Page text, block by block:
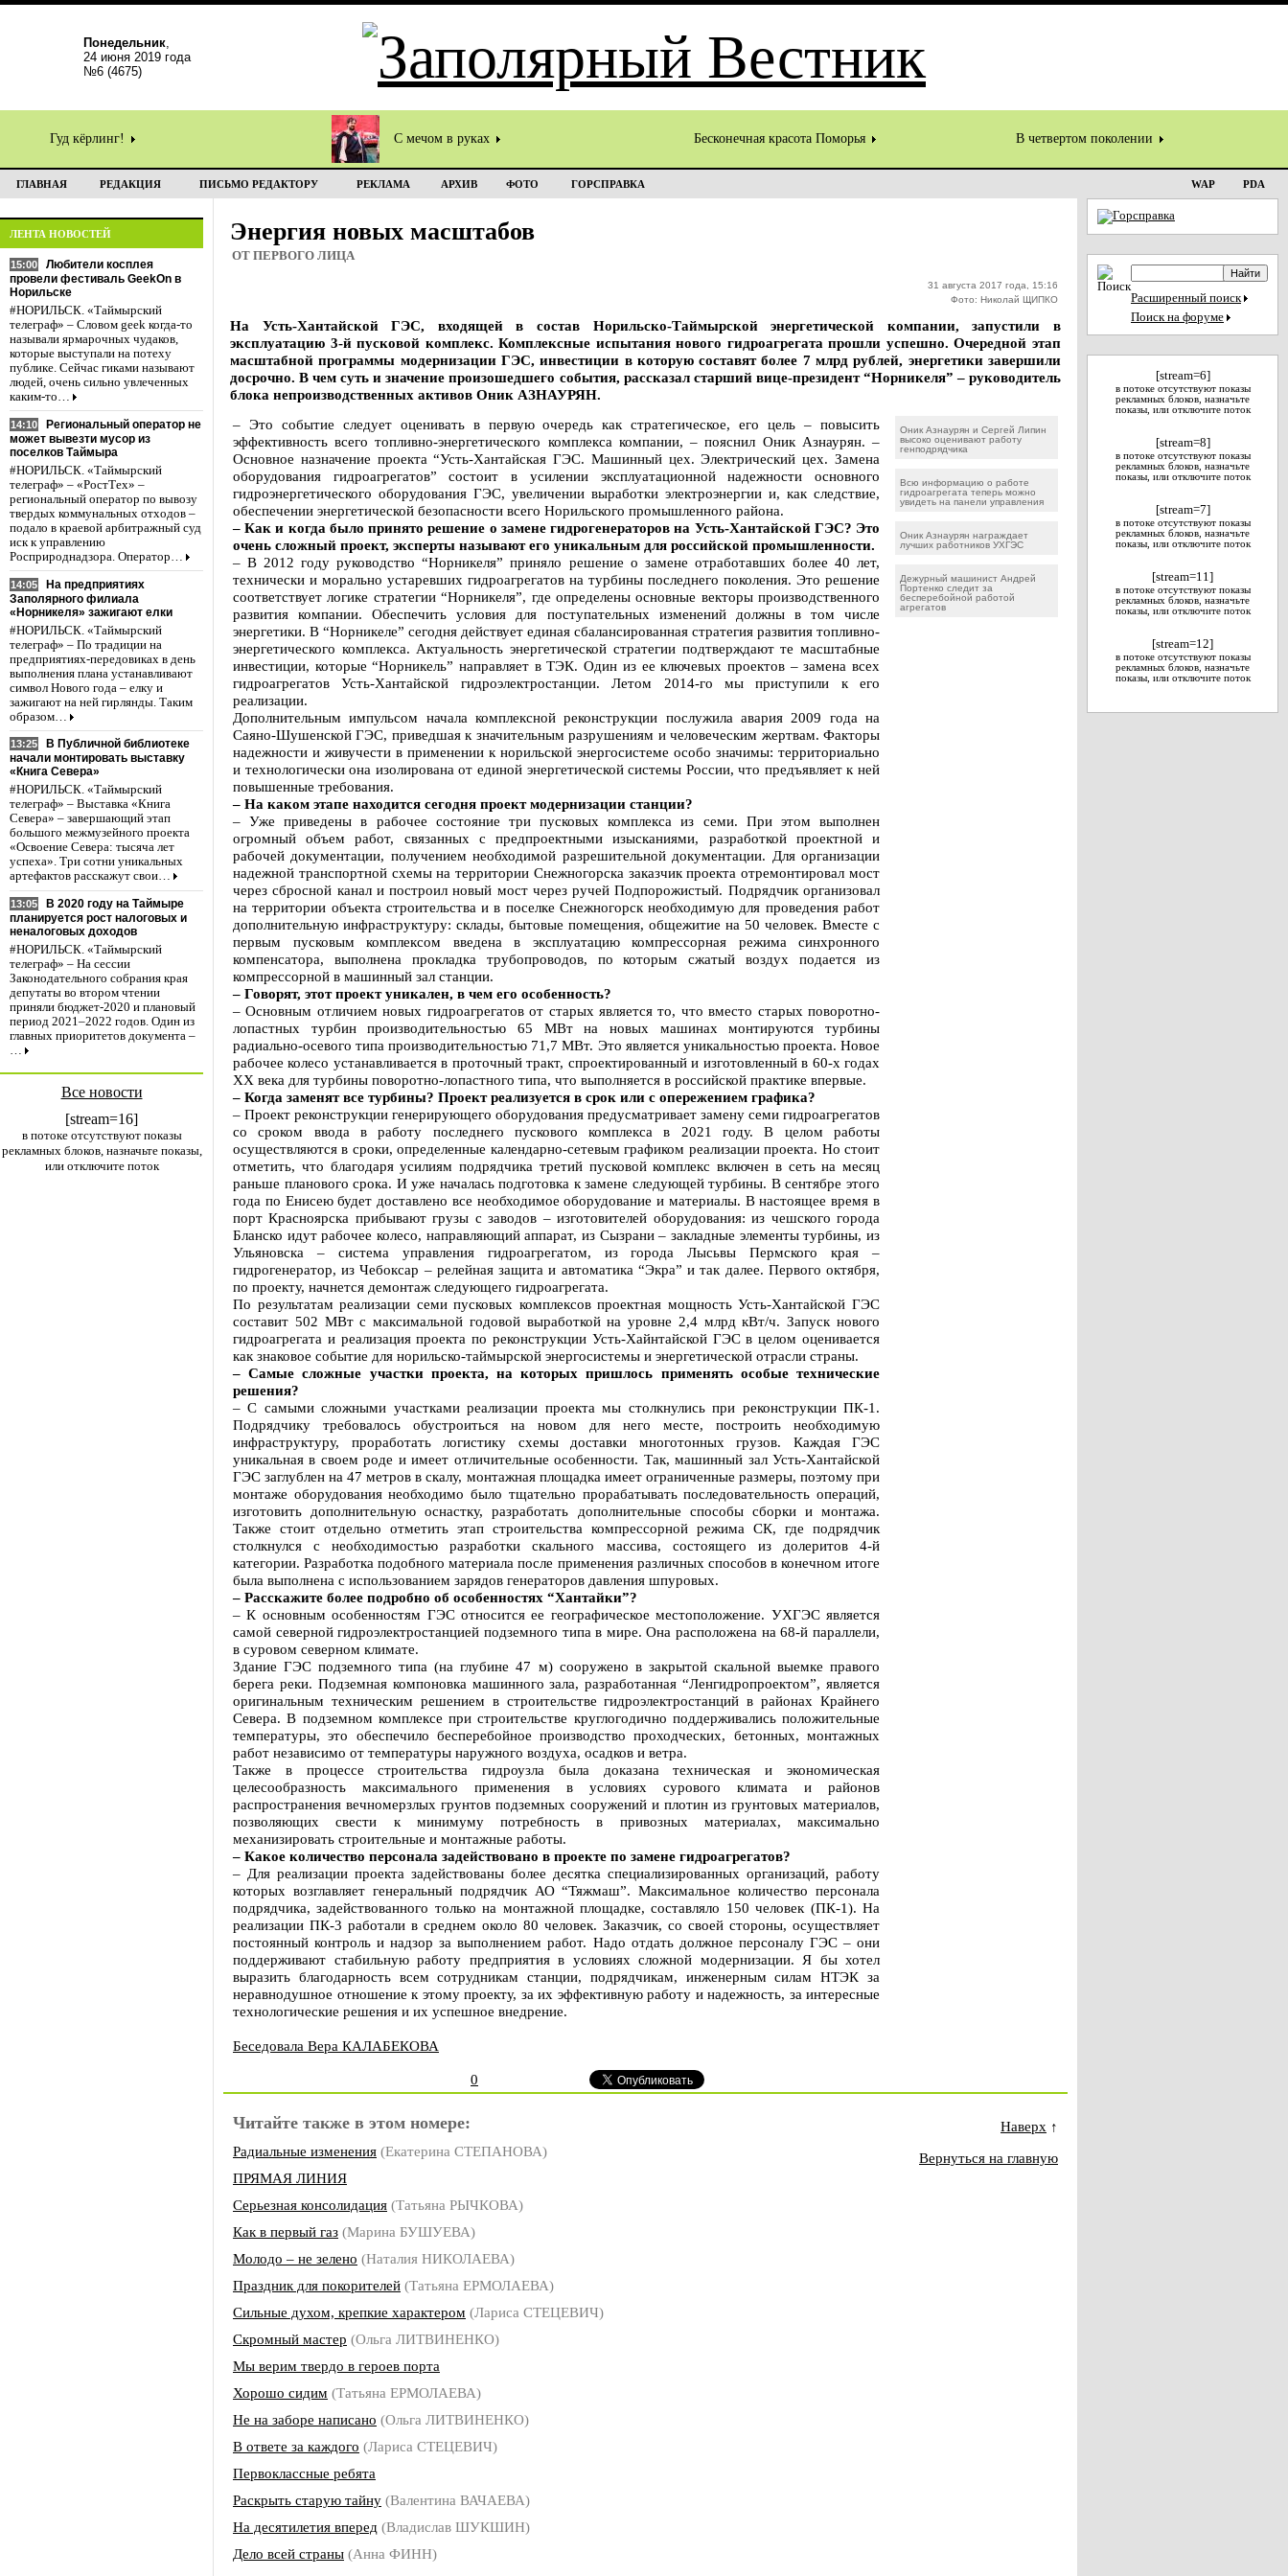
Понедельник,
24 июня 2019 года
№6 (4675)
Гуд кёрлинг! С мечом в руках Бесконечная красота Поморья В четвертом поколении
ГЛАВНАЯ РЕДАКЦИЯ ПИСЬМО РЕДАКТОРУ РЕКЛАМА АРХИВ ФОТО ГОРСПРАВКА WAP PDA
ЛЕНТА НОВОСТЕЙ
15:00
Любители косплея
провели фестиваль GeekOn в
Норильске
#НОРИЛЬСК. «Таймырский
телеграф» – Словом geek когда-то
называли ярмарочных чудаков,
которые выступали на потеху
публике. Сейчас гиками называют
людей, очень сильно увлеченных
каким-то…
14:10
Региональный оператор не
может вывезти мусор из
поселков Таймыра
#НОРИЛЬСК. «Таймырский
телеграф» – «РостТех» –
региональный оператор по вывозу
твердых коммунальных отходов –
подало в краевой арбитражный суд
иск к управлению
Росприроднадзора. Оператор…
14:05
На предприятиях
Заполярного филиала
«Норникеля» зажигают елки
#НОРИЛЬСК. «Таймырский
телеграф» – По традиции на
предприятиях-передовиках в день
выполнения плана устанавливают
символ Нового года – елку и
зажигают на ней гирлянды. Таким
образом…
13:25
В Публичной библиотеке
начали монтировать выставку
«Книга Севера»
#НОРИЛЬСК. «Таймырский
телеграф» – Выставка «Книга
Севера» – завершающий этап
большого межмузейного проекта
«Освоение Севера: тысяча лет
успеха». Три сотни уникальных
артефактов расскажут свои…
13:05
В 2020 году на Таймыре
планируется рост налоговых и
неналоговых доходов
#НОРИЛЬСК. «Таймырский
телеграф» – На сессии
Законодательного собрания края
депутаты во втором чтении
приняли бюджет-2020 и плановый
период 2021–2022 годов. Один из
главных приоритетов документа –
…
Все новости
[stream=16]
в потоке отсутствуют показы
рекламных блоков, назначьте показы,
или отключите поток
Энергия новых масштабов
ОТ ПЕРВОГО ЛИЦА
31 августа 2017 года, 15:16
Фото: Николай ЩИПКО
На Усть-Хантайской ГЭС, входящей в состав Норильско-Таймырской энергетической компании, запустили в
эксплуатацию 3-й пусковой комплекс. Комплексные испытания нового гидроагрегата прошли успешно. Очередной этап
масштабной программы модернизации ГЭС, инвестиции в которую составят более 7 млрд рублей, энергетики завершили
досрочно. В чем суть и значение произошедшего события, рассказал старший вице-президент “Норникеля” – руководитель
блока непроизводственных активов Оник АЗНАУРЯН.
– Это событие следует оценивать в первую очередь как стратегическое, его цель – повысить
эффективность всего топливно-энергетического комплекса компании, – пояснил Оник Азнаурян. –
Основное назначение проекта “Усть-Хантайская ГЭС. Машинный цех. Электрический цех. Замена
оборудования гидроагрегатов” состоит в усилении эксплуатационной надежности основного
гидроэнергетического оборудования ГЭС, увеличении выработки электроэнергии и, как следствие,
обеспечении энергетической безопасности всего Норильского промышленного района.
– Как и когда было принято решение о замене гидрогенераторов на Усть-Хантайской ГЭС? Это
очень сложный проект, эксперты называют его уникальным для российской промышленности.
– В 2012 году руководство “Норникеля” приняло решение о замене отработавших более 40 лет,
технически и морально устаревших гидроагрегатов на турбины последнего поколения. Это решение
соответствует логике стратегии “Норникеля”, где определены основные векторы производственного
развития компании. Обеспечить условия для поступательных изменений должны в том числе
энергетики. В “Норникеле” сегодня действует единая сбалансированная стратегия развития топливно-
энергетического комплекса. Актуальность энергетической стратегии подтверждают те масштабные
инвестиции, которые “Норникель” направляет в ТЭК. Один из ее ключевых проектов – замена всех
гидроагрегатов Усть-Хантайской гидроэлектростанции. Летом 2014-го мы приступили к его
реализации.
Дополнительным импульсом начала комплексной реконструкции послужила авария 2009 года на
Саяно-Шушенской ГЭС, приведшая к значительным разрушениям и человеческим жертвам. Факторы
надежности и живучести в применении к норильской энергосистеме особо значимы: территориально
и технологически она изолирована от единой энергетической системы России, что предъявляет к ней
повышенные требования.
– На каком этапе находится сегодня проект модернизации станции?
– Уже приведены в рабочее состояние три пусковых комплекса из семи. При этом выполнен
огромный объем работ, связанных с предпроектными изысканиями, разработкой проектной и
рабочей документации, получением необходимой разрешительной документации. Для организации
надежной транспортной схемы на территории Снежногорска заказчик проекта отремонтировал мост
через сбросной канал и построил новый мост через ручей Подпорожистый. Подрядчик организовал
на территории объекта строительства и в поселке Снежногорск необходимую для проведения работ
дополнительную инфраструктуру: склады, бытовые помещения, общежитие на 50 человек. Вместе с
первым пусковым комплексом введена в эксплуатацию компрессорная режима синхронного
компенсатора, выполнена прокладка трубопроводов, по которым сжатый воздух подается из
компрессорной в машинный зал станции.
– Говорят, этот проект уникален, в чем его особенность?
– Основным отличием новых гидроагрегатов от старых является то, что вместо старых поворотно-
лопастных турбин производительностью 65 МВт на новых машинах монтируются турбины
радиально-осевого типа производительностью 71,7 МВт. Это является уникальностью проекта. Новое
рабочее колесо устанавливается в проточный тракт, спроектированный и изготовленный в 60-х годах
ХХ века для турбины поворотно-лопастного типа, что выполняется в российской практике впервые.
– Когда заменят все турбины? Проект реализуется в срок или с опережением графика?
– Проект реконструкции генерирующего оборудования предусматривает замену семи гидроагрегатов
со сроком ввода в работу последнего пускового комплекса в 2021 году. В целом работы
осуществляются в сроки, определенные календарно-сетевым графиком реализации проекта. Но стоит
отметить, что благодаря усилиям подрядчика третий пусковой комплекс включен в сеть на месяц
раньше планового срока. И уже началась подготовка к замене следующей турбины. В сентябре этого
года по Енисею будет доставлено все необходимое оборудование и материалы. В настоящее время в
порт Красноярска прибывают грузы с заводов – изготовителей оборудования: из чешского города
Бланско идут рабочее колесо, направляющий аппарат, из Сызрани – закладные элементы турбины, из
Ульяновска – система управления гидроагрегатом, из города Лысьвы Пермского края –
гидрогенератор, из Чебоксар – релейная защита и автоматика “Экра” и так далее. Первого октября,
по проекту, начнется демонтаж следующего гидроагрегата.
По результатам реализации семи пусковых комплексов проектная мощность Усть-Хантайской ГЭС
составит 502 МВт с максимальной годовой выработкой на уровне 2,4 млрд кВт/ч. Запуск нового
гидроагрегата и реализация проекта по реконструкции Усть-Хайнтайской ГЭС в целом оценивается
как знаковое событие для норильско-таймырской энергосистемы и энергетической отрасли страны.
– Самые сложные участки проекта, на которых пришлось применять особые технические
решения?
– С самыми сложными участками реализации проекта мы столкнулись при реконструкции ПК-1.
Подрядчику требовалось обустроиться на новом для него месте, построить необходимую
инфраструктуру, проработать логистику схемы доставки многотонных грузов. Каждая ГЭС
уникальная в своем роде и имеет отличительные особенности. Так, машинный зал Усть-Хантайской
ГЭС заглублен на 47 метров в скалу, монтажная площадка имеет ограниченные размеры, поэтому при
монтаже оборудования необходимо было тщательно прорабатывать последовательность операций,
изготовить дополнительную оснастку, разработать дополнительные способы сборки и монтажа.
Также стоит отдельно отметить этап строительства компрессорной режима СК, где подрядчик
столкнулся с необходимостью разработки скального массива, состоящего из долеритов 4-й
категории. Разработка подобного материала после применения различных способов в конечном итоге
была выполнена с использованием зарядов генераторов давления шпуровых.
– Расскажите более подробно об особенностях “Хантайки”?
– К основным особенностям ГЭС относится ее географическое местоположение. УХГЭС является
самой северной гидроэлектростанцией подземного типа в мире. Она расположена на 68-й параллели,
в суровом северном климате.
Здание ГЭС подземного типа (на глубине 47 м) сооружено в закрытой скальной выемке правого
берега реки. Подземная компоновка машинного зала, разработанная “Ленгидропроектом”, является
оригинальным техническим решением в строительстве гидроэлектростанций в районах Крайнего
Севера. В подземном комплексе при строительстве круглогодично поддерживались положительные
температуры, это обеспечило бесперебойное производство проходческих, бетонных, монтажных
работ независимо от температуры наружного воздуха, осадков и ветра.
Также в процессе строительства гидроузла была доказана техническая и экономическая
целесообразность максимального применения в условиях сурового климата и районов
распространения вечномерзлых грунтов подземных сооружений и плотин из грунтовых материалов,
позволяющих свести к минимуму потребность в привозных материалах, максимально
механизировать строительные и монтажные работы.
– Какое количество персонала задействовано в проекте по замене гидроагрегатов?
– Для реализации проекта задействованы более десятка специализированных организаций, работу
которых возглавляет генеральный подрядчик АО “Тяжмаш”. Максимальное количество персонала
подрядчика, задействованного только на монтажной площадке, составляло 150 человек (ПК-1). На
реализации ПК-3 работали в среднем около 80 человек. Заказчик, со своей стороны, осуществляет
постоянный контроль и надзор за выполнением работ. Надо отдать должное персоналу ГЭС – они
поддерживают стабильную работу предприятия в условиях сложной модернизации. Я бы хотел
выразить благодарность всем сотрудникам станции, подрядчикам, инженерным силам НТЭК за
неравнодушное отношение к этому проекту, за их эффективную работу и надежность, за интересные
технологические решения и их успешное внедрение.
Беседовала Вера КАЛАБЕКОВА
Оник Азнаурян и Сергей Липин
высоко оценивают работу
генподрядчика
Всю информацию о работе
гидроагрегата теперь можно
увидеть на панели управления
Оник Азнаурян награждает
лучших работников УХГЭС
Дежурный машинист Андрей
Портенко следит за
бесперебойной работой
агрегатов
0
Читайте также в этом номере:
Радиальные изменения (Екатерина СТЕПАНОВА)
ПРЯМАЯ ЛИНИЯ
Серьезная консолидация (Татьяна РЫЧКОВА)
Как в первый газ (Марина БУШУЕВА)
Молодо – не зелено (Наталия НИКОЛАЕВА)
Праздник для покорителей (Татьяна ЕРМОЛАЕВА)
Сильные духом, крепкие характером (Лариса СТЕЦЕВИЧ)
Скромный мастер (Ольга ЛИТВИНЕНКО)
Мы верим твердо в героев порта
Хорошо сидим (Татьяна ЕРМОЛАЕВА)
Не на заборе написано (Ольга ЛИТВИНЕНКО)
В ответе за каждого (Лариса СТЕЦЕВИЧ)
Первоклассные ребята
Раскрыть старую тайну (Валентина ВАЧАЕВА)
На десятилетия вперед (Владислав ШУКШИН)
Дело всей страны (Анна ФИНН)
Наверх ↑
Вернуться на главную
Расширенный поиск
Поиск на форуме
[stream=6]
в потоке отсутствуют показы
рекламных блоков, назначьте
показы, или отключите поток
[stream=8]
в потоке отсутствуют показы
рекламных блоков, назначьте
показы, или отключите поток
[stream=7]
в потоке отсутствуют показы
рекламных блоков, назначьте
показы, или отключите поток
[stream=11]
в потоке отсутствуют показы
рекламных блоков, назначьте
показы, или отключите поток
[stream=12]
в потоке отсутствуют показы
рекламных блоков, назначьте
показы, или отключите поток